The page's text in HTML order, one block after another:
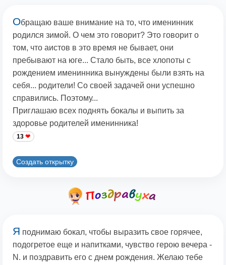
Обращаю ваше внимание на то, что именинник
родился зимой. О чем это говорит? Это говорит о
том, что аистов в это время не бывает, они
пребывают на юге... Стало быть, все хлопоты с
рождением именинника вынуждены были взять на
себя... родители! Со своей задачей они успешно
справились. Поэтому...
Приглашаю всех поднять бокалы и выпить за
здоровье родителей именинника!
13
Создать открытку
Я поднимаю бокал, чтобы выразить свое горячее,
подогретое еще и напитками, чувство герою вечера -
N. и поздравить его с днем рождения. Желаю тебе